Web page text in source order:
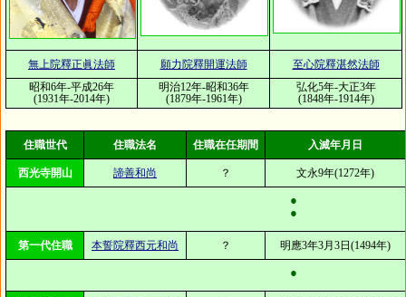
無上院釋正眞法師 願力院釋開運法師
至心院釋湛然法師
昭和6年-平成26年
(1931年-2014年)
明治12年-昭和36年
(1879年-1961年)
弘化5年-大正3年
(1848年-1914年)
住職世代 住職法名 住職在任期間 入滅年月日
西光寺開山 諦善和尚 ？ 文永9年(1272年)
●
●
第一代住職 本誓院釋西元和尚 ？ 明應3年3月3日(1494年)
●